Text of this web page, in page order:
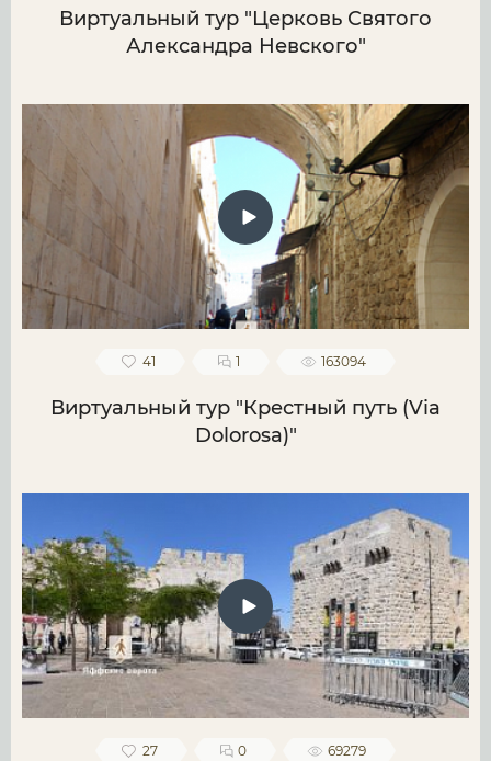
Виртуальный тур "Церковь Святого
Александра Невского"
41 1 163094
Виртуальный тур "Крестный путь (Via
Dolorosa)"
27 0 69279